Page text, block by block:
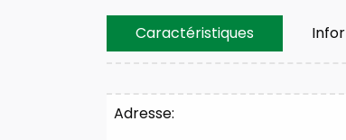
Caractéristiques
Adresse: